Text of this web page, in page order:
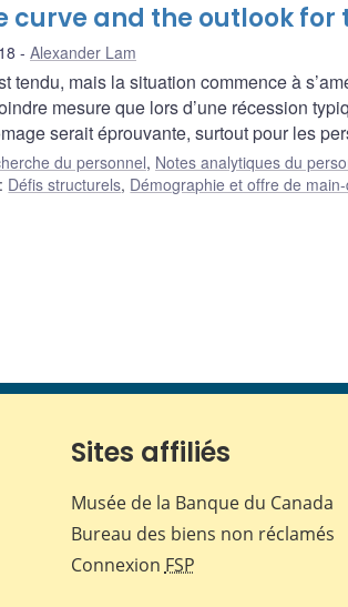
curve and the outlook
Alexander Lam
tendu, mais la situation commence à
mesure que lors d’une récession
serait éprouvante, surtout pour les
du personnel, Notes analytiques du
: Défis structurels, Démographie et offre de
Sites affiliés
Musée de la Banque du Canada
Bureau des biens non réclamés
Connexion FSP